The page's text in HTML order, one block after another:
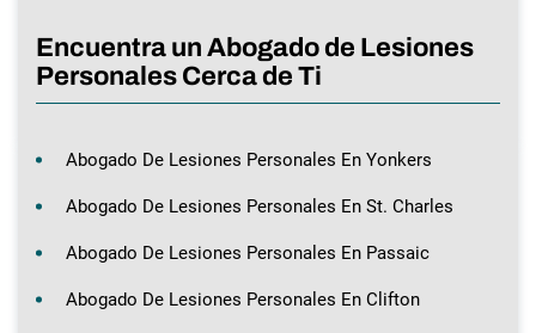
Encuentra un Abogado de Lesiones
Personales Cerca de Ti
Abogado De Lesiones Personales En Yonkers
Abogado De Lesiones Personales En St. Charles
Abogado De Lesiones Personales En Passaic
Abogado De Lesiones Personales En Clifton